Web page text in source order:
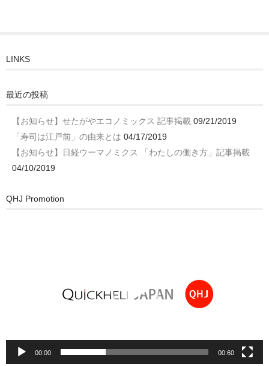
LINKS
最近の投稿
【お知らせ】せたがやエコノミックス 記事掲載 09/21/2019
「寿司は江戸前」の由来とは 04/17/2019
【お知らせ】日経ウーマノミクス 「わたしの働き方」記事掲載
04/10/2019
QHJ Promotion
00:00 00:60